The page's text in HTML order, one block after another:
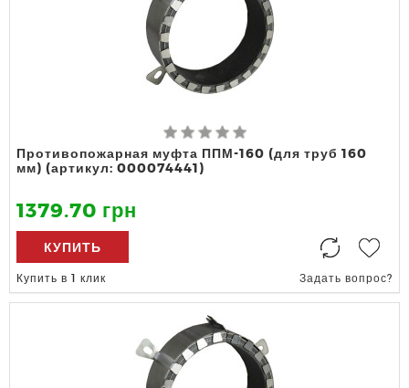
Противопожарная муфта ППМ-160 (для труб 160
мм) (артикул: 000074441)
1379.70 грн
КУПИТЬ
Купить в 1 клик Задать вопрос?